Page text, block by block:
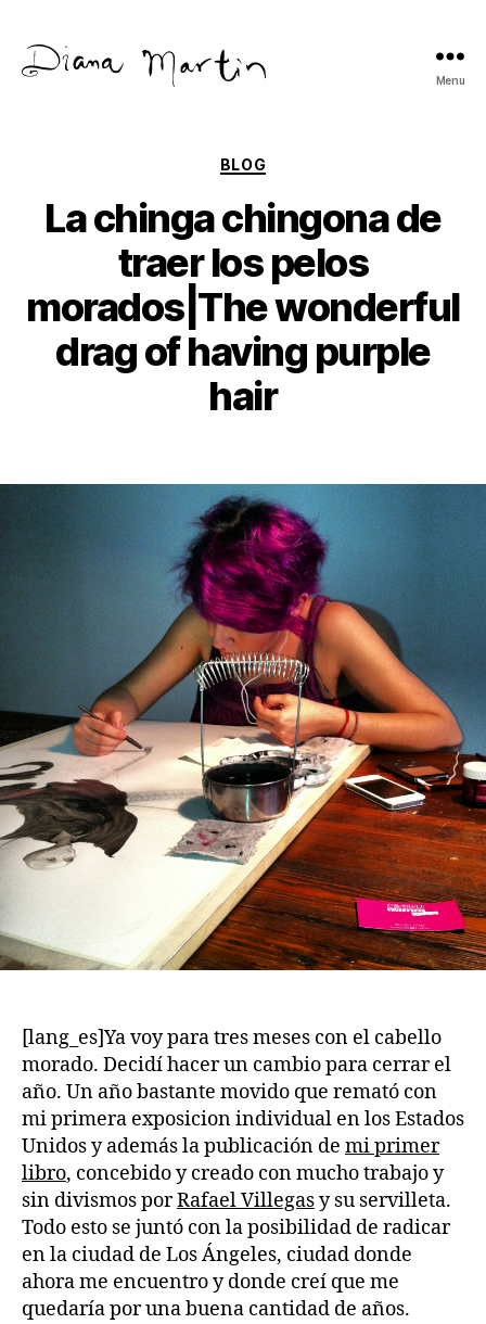
Menu
Categories
BLOG
La chinga chingona de
traer los pelos
morados|The wonderful
drag of having purple
hair
[lang_es]Ya voy para tres meses con el cabello
morado. Decidí hacer un cambio para cerrar el
año. Un año bastante movido que remató con
mi primera exposicion individual en los Estados
Unidos y además la publicación de mi primer
libro, concebido y creado con mucho trabajo y
sin divismos porRafael Villegasy su servilleta.
Todo esto se juntó con la posibilidad de radicar
en la ciudad de Los Ángeles, ciudad donde
ahora me encuentro y donde creí que me
quedaría por una buena cantidad de años.